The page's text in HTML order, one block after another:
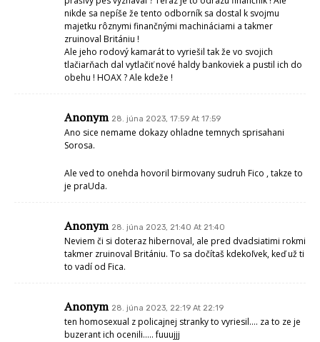
nikde sa nepíše že tento odborník sa dostal k svojmu
majetku rôznymi finančnými machináciami a takmer
zruinoval Britániu !
Ale jeho rodový kamarát to vyriešil tak že vo svojich
tlačiarňach dal vytlačiť nové haldy bankoviek a pustil ich do
obehu ! HOAX ? Ale kdeže !
Anonym 28. júna 2023, 17:59 At 17:59
Ano sice nemame dokazy ohladne temnych sprisahani
Sorosa.
Ale ved to onehda hovoril birmovany sudruh Fico , takze to
je praUda.
Anonym 28. júna 2023, 21:40 At 21:40
Neviem či si doteraz hibernoval, ale pred dvadsiatimi rokmi
takmer zruinoval Britániu. To sa dočítaš kdekoľvek, keď už ti
to vadí od Fica.
Anonym 28. júna 2023, 22:19 At 22:19
ten homosexual z policajnej stranky to vyriesil…. za to ze je
buzerant ich ocenili….. fuuujjj